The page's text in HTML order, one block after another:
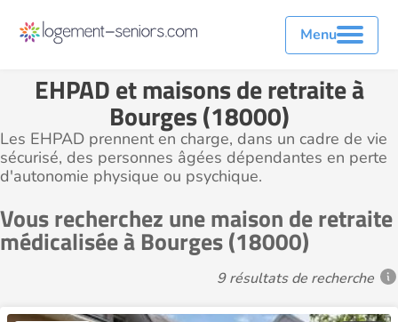
Menu
EHPAD et maisons de retraite à
Bourges (18000)
Les EHPAD prennent en charge, dans un cadre de vie
sécurisé, des personnes âgées dépendantes en perte
d'autonomie physique ou psychique.
Vous recherchez une maison de retraite
médicalisée à Bourges (18000)
9 résultats de recherche